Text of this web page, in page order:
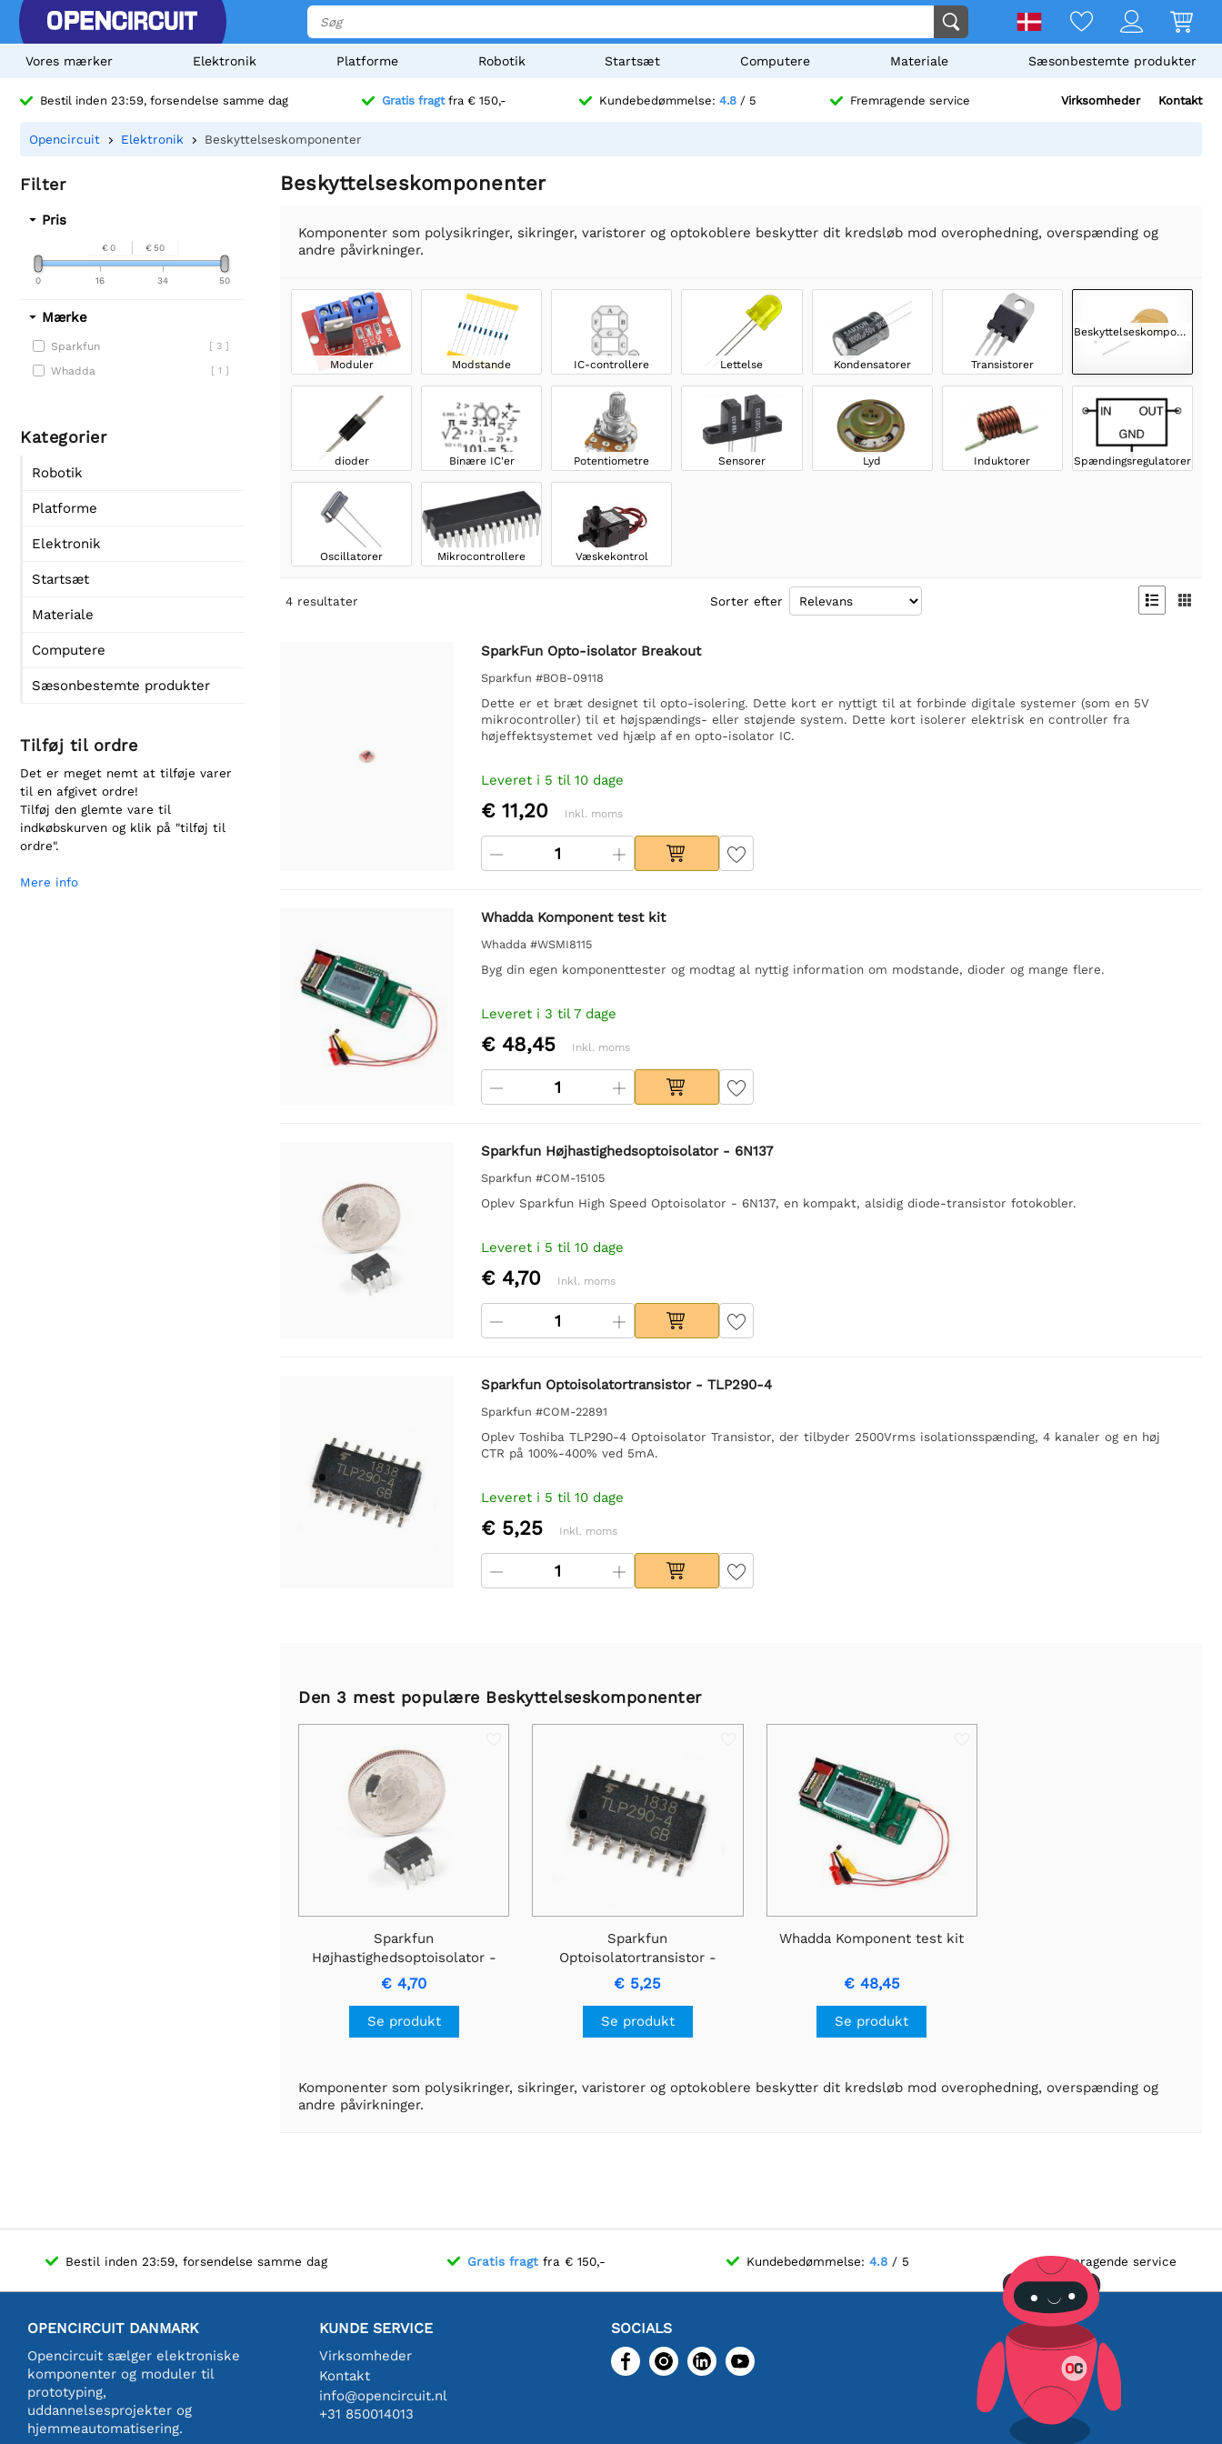
Vores mærker Elektronik Platforme Robotik Startsæt Computere Materiale Sæsonbestemte produkter
Bestil inden 23:59, forsendelse samme dag Gratis fragtfra € 150,- Kundebedømmelse: 4.8 / 5 Fremragende service Virksomheder Kontakt
Opencircuit Elektronik Beskyttelseskomponenter
Filter
Pris
€ 0 € 50
0 50
16 34
Mærke
Sparkfun [ 3 ]
Whadda [ 1 ]
Kategorier
Robotik
Platforme
Elektronik
Startsæt
Materiale
Computere
Sæsonbestemte produkter
Tilføj til ordre
Det er meget nemt at tilføje varer
til en afgivet ordre!
Tilføj den glemte vare til
indkøbskurven og klik på "tilføj til
ordre".
Mere info
Beskyttelseskomponenter
Komponenter som polysikringer, sikringer, varistorer og optokoblere beskytter dit kredsløb mod overophedning, overspænding og
andre påvirkninger.
Moduler Modstande IC-controllere Lettelse Kondensatorer Transistorer
Beskyttelseskomponenter
dioder Binære IC'er Potentiometre Sensorer Lyd Induktorer Spændingsregulatorer
Oscillatorer Mikrocontrollere Væskekontrol
4 resultater Sorter efter  
SparkFun Opto-isolator Breakout
Sparkfun #BOB-09118
Dette er et bræt designet til opto-isolering. Dette kort er nyttigt til at forbinde digitale systemer (som en 5V
mikrocontroller) til et højspændings- eller støjende system. Dette kort isolerer elektrisk en controller fra
højeffektsystemet ved hjælp af en opto-isolator IC.
Leveret i 5 til 10 dage
€ 11,20 Inkl. moms
Whadda Komponent test kit
Whadda #WSMI8115
Byg din egen komponenttester og modtag al nyttig information om modstande, dioder og mange flere.
Leveret i 3 til 7 dage
€ 48,45 Inkl. moms
Sparkfun Højhastighedsoptoisolator - 6N137
Sparkfun #COM-15105
Oplev Sparkfun High Speed Optoisolator - 6N137, en kompakt, alsidig diode-transistor fotokobler.
Leveret i 5 til 10 dage
€ 4,70 Inkl. moms
Sparkfun Optoisolatortransistor - TLP290-4
Sparkfun #COM-22891
Oplev Toshiba TLP290-4 Optoisolator Transistor, der tilbyder 2500Vrms isolationsspænding, 4 kanaler og en høj
CTR på 100%-400% ved 5mA.
Leveret i 5 til 10 dage
€ 5,25 Inkl. moms
Den 3 mest populære Beskyttelseskomponenter
Sparkfun
Højhastighedsoptoisolator -
6N137
€ 4,70
Se produkt
Sparkfun
Optoisolatortransistor -
TLP290-4
€ 5,25
Se produkt
Whadda Komponent test kit
€ 48,45
Se produkt
Komponenter som polysikringer, sikringer, varistorer og optokoblere beskytter dit kredsløb mod overophedning, overspænding og
andre påvirkninger.
Bestil inden 23:59, forsendelse samme dag Gratis fragt fra € 150,- Kundebedømmelse: 4.8/ 5 Fremragende service
OPENCIRCUIT DANMARK
Opencircuit sælger elektroniske
komponenter og moduler til
prototyping,
uddannelsesprojekter og
hjemmeautomatisering.
KUNDE SERVICE
Virksomheder
Kontakt
info@opencircuit.nl
+31 850014013
SOCIALS